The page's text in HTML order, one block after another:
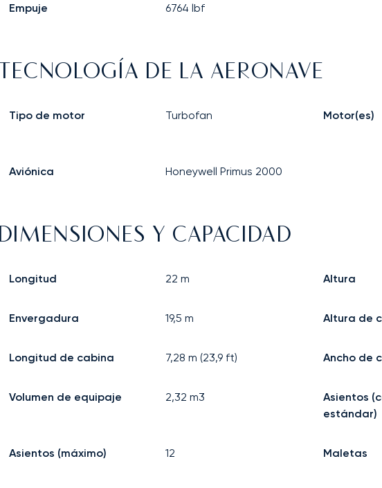
Empuje 6764 lbf
TECNOLOGÍA DE LA AERONAVE
Tipo de motor Turbofan Motor(es)
Aviónica Honeywell Primus 2000
DIMENSIONES Y CAPACIDAD
Longitud 22 m Altura
Envergadura 19,5 m Altura de
Longitud de cabina 7,28 m (23,9 ft) Ancho de
Volumen de equipaje 2,32 m3
Asientos
estándar)
Asientos (máximo) 12 Maletas